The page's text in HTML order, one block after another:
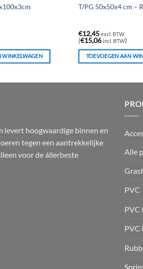
WINKELWAGEN
T/PG 50x50x4 cm –
€12,45 excl. BTW
(€15,06 incl. BTW)
TOEVOEGEN AAN
levert hoogwaardige binnen en
tegen een aantrekkelijke
voor de állerbeste
Alle
PVC
PVC
PVC